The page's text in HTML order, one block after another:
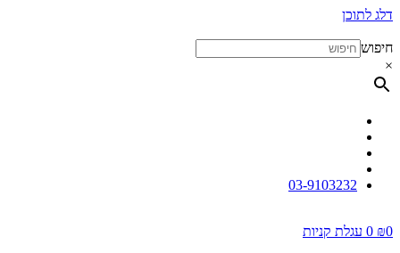
דלג לתוכן
חיפוש
×
03-9103232
₪0
0 עגלת קניות